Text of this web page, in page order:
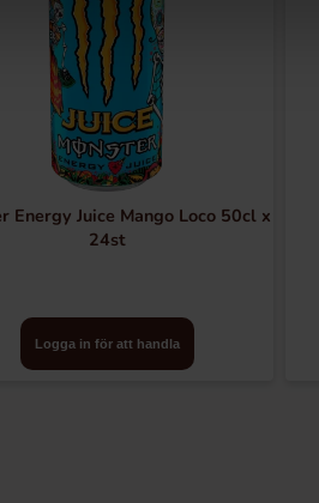
Energy Juice Mango Loco 50cl x
24st
Logga in för att handla